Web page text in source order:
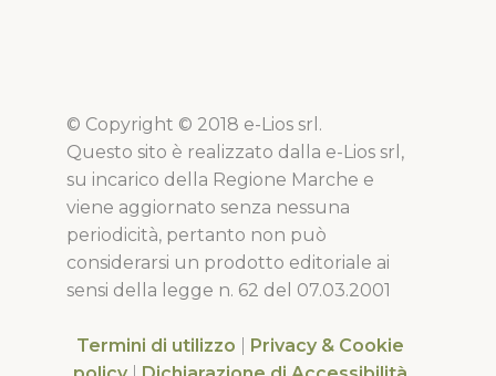
© Copyright © 2018 e-Lios srl.
Questo sito è realizzato dalla e-Lios srl,
su incarico della Regione Marche e
viene aggiornato senza nessuna
periodicità, pertanto non può
considerarsi un prodotto editoriale ai
sensi della legge n. 62 del 07.03.2001
Termini di utilizzo
Privacy & Cookie